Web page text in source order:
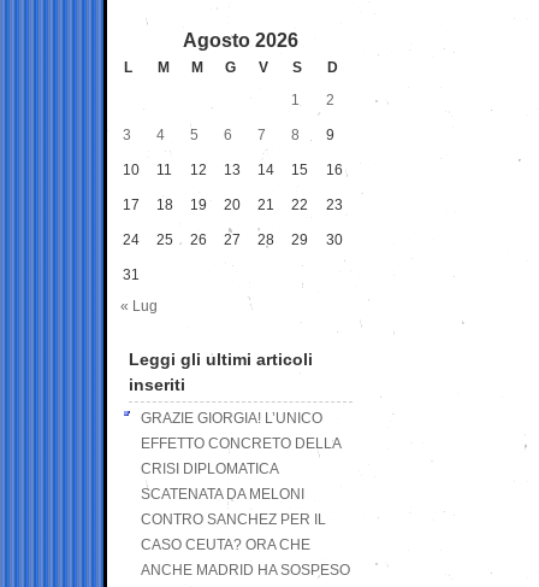
Agosto 2026
L M M G V S
D
1
2
3 4 5 6 7 8 9
10 11 12 13 14 15 16
17 18 19 20 21 22 23
24 25 26 27 28 29 30
31
« Lug
Leggi gli ultimi articoli
inseriti
GRAZIE GIORGIA! L’UNICO
EFFETTO CONCRETO DELLA
CRISI DIPLOMATICA
SCATENATA DA MELONI
CONTRO SANCHEZ PER IL
CASO CEUTA? ORA CHE
ANCHE MADRID HA SOSPESO